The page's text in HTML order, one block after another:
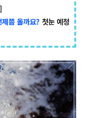
쯤 올까요? 첫눈 예정